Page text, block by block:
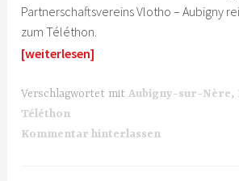
Partnerschaftsvereins Vlotho – Aubigny
zum Téléthon.
[weiterlesen]
Verschlagwortet mitAubigny-sur-Nère,
Téléthon
Kommentar hinterlassen